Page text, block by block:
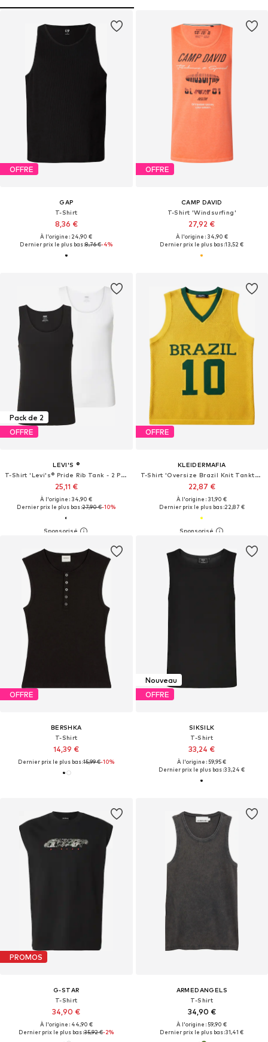
OFFRE
GAP
T-Shirt
8,36 €
À l'origine : 24,90 €
Dernier prix le plus bas :8,76 €-4%
OFFRE
CAMP DAVID
T-Shirt 'Windsurfing'
27,92 €
À l'origine : 34,90 €
Dernier prix le plus bas :13,52 €
Pack de 2
OFFRE
LEVI'S ®
T-Shirt 'Levi's® Pride Rib Tank - 2 Pack'
25,11 €
À l'origine : 34,90 €
Dernier prix le plus bas :27,90 €-10%
OFFRE
KLEIDERMAFIA
T-Shirt 'Oversize Brazil Knit Tanktop - Yellow'
22,87 €
À l'origine : 31,90 €
Dernier prix le plus bas :22,87 €
OFFRE
BERSHKA
T-Shirt
14,39 €
Dernier prix le plus bas :15,99 €-10%
Nouveau
OFFRE
SIKSILK
T-Shirt
33,24 €
À l'origine : 59,95 €
Dernier prix le plus bas :33,24 €
PROMOS
G-STAR
T-Shirt
34,90 €
À l'origine : 44,90 €
Dernier prix le plus bas :35,92 €-2%
ARMEDANGELS
T-Shirt
34,90 €
À l'origine : 59,90 €
Dernier prix le plus bas :31,41 €